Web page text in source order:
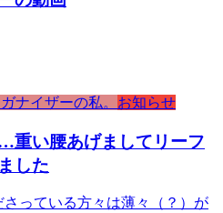
ナイザーの私。 お知らせ
重い腰あげましてリーフ
した
っている方々は薄々（？）が